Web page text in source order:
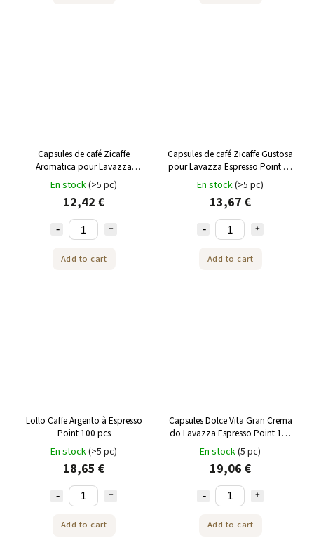
Capsules de café Zicaffe
Aromatica pour Lavazza
Espresso Point 50 pcs
En stock(>5 pc)
12,42 €
Add to cart
Capsules de café Zicaffe Gustosa
pour Lavazza Espresso Point 50
pcs
En stock(>5 pc)
13,67 €
Add to cart
Lollo Caffe Argento à Espresso
Point 100 pcs
En stock(>5 pc)
18,65 €
Add to cart
Capsules Dolce Vita Gran Crema
do Lavazza Espresso Point 100
pièces
En stock(5 pc)
19,06 €
Add to cart